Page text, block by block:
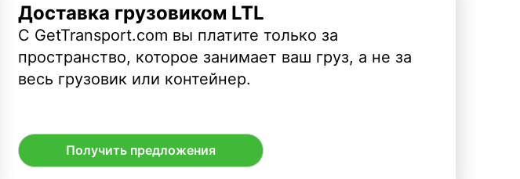
Доставка грузовиком LTL
С GetTransport.com вы платите только за
пространство, которое занимает ваш груз, а не за
весь грузовик или контейнер.
Получить предложения